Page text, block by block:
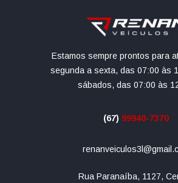
Estamos sempre prontos para
segunda a sexta, das 07:00 às
sábados, das 07:00 às
(67) 99940-7370
Rua Paranaíba, 1127,